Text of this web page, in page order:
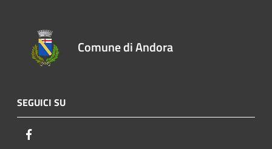
Comune di Andora
SEGUICI SU